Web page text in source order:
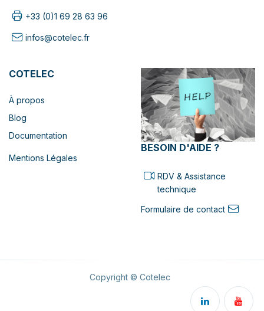
+33 (0)1 69 28 63 96
infos@cotelec.fr
COTELEC
À propos
Blog
Documentation
Mentions Légales
BESOIN D'AIDE ?
RDV & Assistance
technique
Formulaire de contact
Copyright © Cotelec